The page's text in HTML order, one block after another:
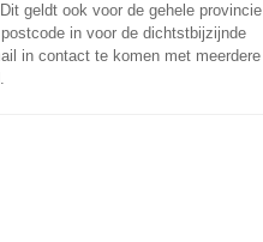
geldt ook voor de gehele provincie
in voor de dichtstbijzijnde
in contact te komen met meerdere